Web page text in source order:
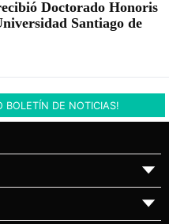
Doctorado Honoris
Santiago de
BOLETÍN DE NOTICIAS!
▼
▼